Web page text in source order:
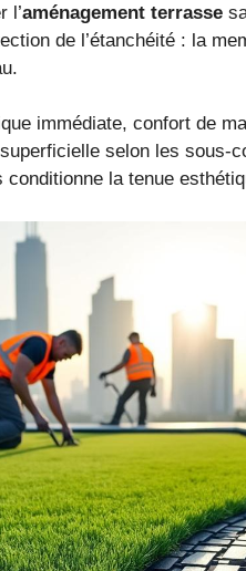
l’aménagement terrasse
de l’étanchéité : la
immédiate, confort de
superficielle selon les sous-
conditionne la tenue